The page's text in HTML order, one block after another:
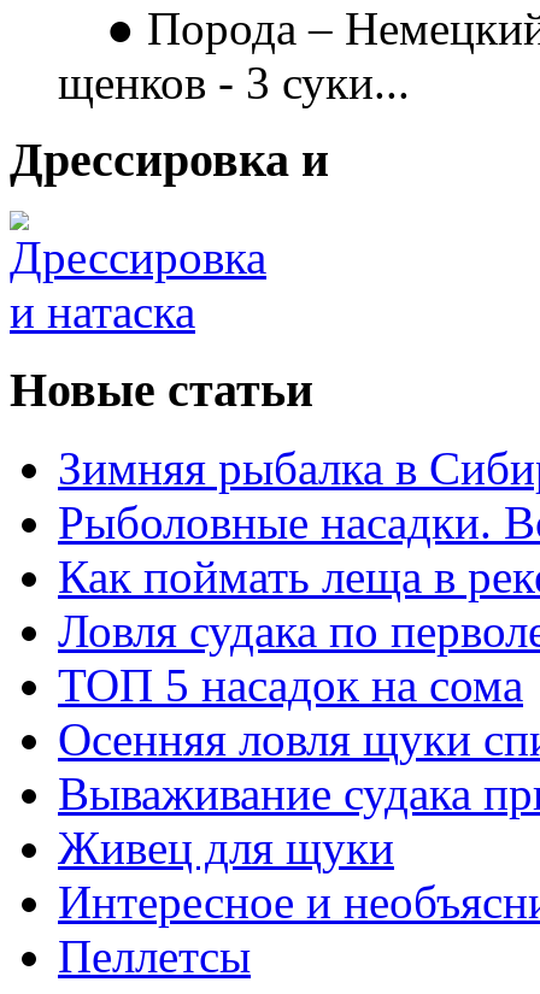
● Порода –
щенков - 3 суки...
Дрессировка и
Новые статьи
Зимняя рыбалка в
Рыболовные насадки.
Как поймать леща в
Ловля судака по
ТОП 5 насадок на сома
Осенняя ловля щуки
Вываживание судака
Живец для щуки
Интересное и
Пеллетсы